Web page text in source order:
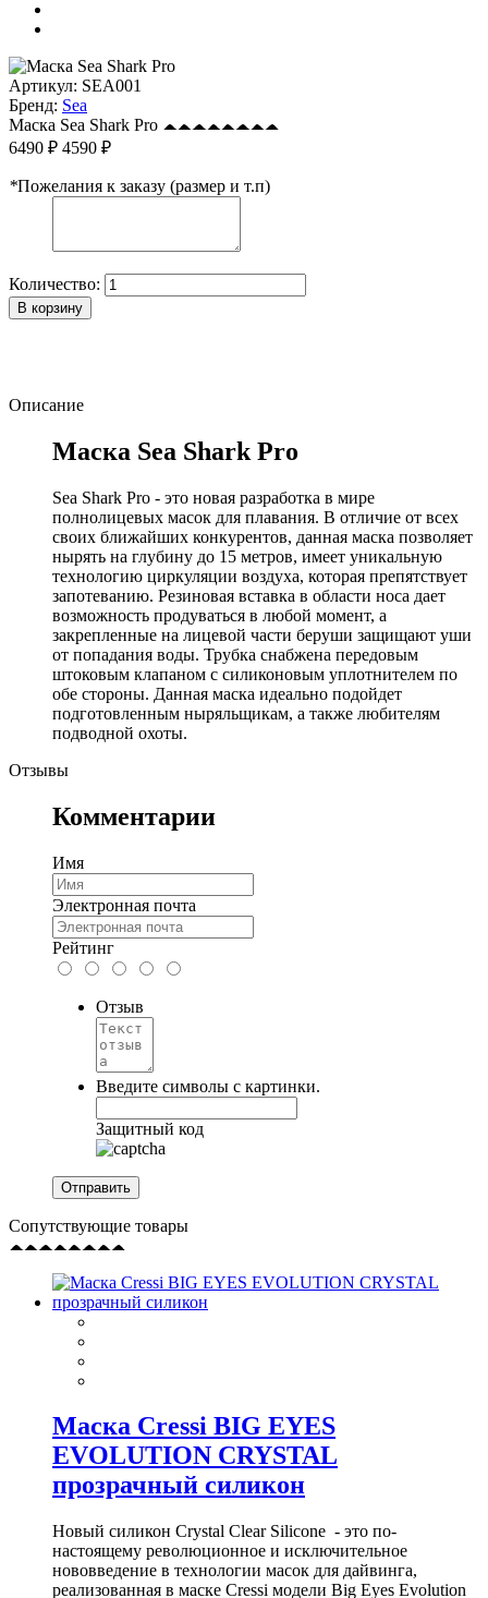
Артикул: SEA001
Бренд: Sea
Маска Sea Shark Pro
6490 ₽ 4590 ₽
*Пожелания к заказу (размер и т.п)
Количество:
В корзину
Описание
Маска Sea Shark Pro
Sea Shark Pro - это новая разработка в мире
полнолицевых масок для плавания. В отличие от всех
своих ближайших конкурентов, данная маска позволяет
нырять на глубину до 15 метров, имеет уникальную
технологию циркуляции воздуха, которая препятствует
запотеванию. Резиновая вставка в области носа дает
возможность продуваться в любой момент, а
закрепленные на лицевой части беруши защищают уши
от попадания воды. Трубка снабжена передовым
штоковым клапаном с силиконовым уплотнителем по
обе стороны. Данная маска идеально подойдет
подготовленным ныряльщикам, а также любителям
подводной охоты.
Отзывы
Комментарии
Имя
Электронная почта
Рейтинг
Отзыв
Введите символы с картинки.
Защитный код
Сопутствующие товары
Маска Cressi BIG EYES
EVOLUTION CRYSTAL
прозрачный силикон
Новый силикон Crystal Clear Silicone - это по-
настоящему революционное и исключительное
нововведение в технологии масок для дайвинга,
реализованная в маске Cressi модели Big Eyes Evolution